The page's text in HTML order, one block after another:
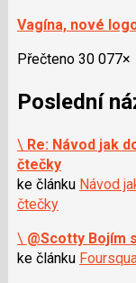
Vagína, nové
Přečteno 30 077×
Poslední
\ Re: Návod jak
čtečky
ke článku Návod
čtečky
\ @Scotty Bojím
ke článku